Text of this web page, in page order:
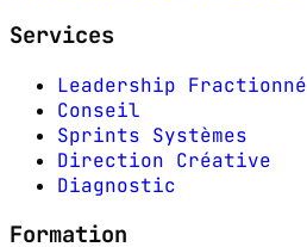
Services
Leadership Fractionné
Conseil
Sprints Systèmes
Direction Créative
Diagnostic
Formation